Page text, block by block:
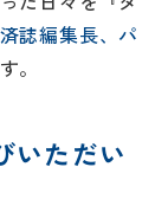
誌編集長、パ
。
いただい